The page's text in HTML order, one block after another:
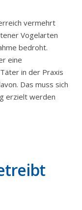
vermehrt
Vogelarten
bedroht.
eine
in der Praxis
Das muss sich
erzielt werden